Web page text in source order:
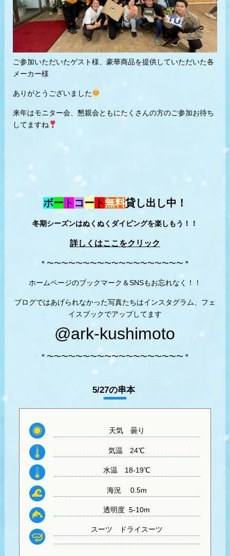
ご参加いただいたゲスト様、豪華商品を提供していただいた各
メーカー様
ありがとうございました
来年はモニター会、懇親会ともにたくさんの方のご参加お待ち
してますね
ボー ト コー ト無料貸し出し中！
冬期シーズンはぬくぬくダイビングを楽しもう！！
詳しくはここをクリック
＊〜〜〜〜〜〜〜〜〜〜〜〜〜〜〜〜〜〜〜＊
ホームページのブックマーク＆SNSもお忘れなく！！
ブログではあげられなかった写真たちはインスタグラム、フェ
イスブックでアップしてます
@ark-kushimoto
＊〜〜〜〜〜〜〜〜〜〜〜〜〜〜〜〜〜〜〜＊
5/27の串本
天気 曇り
気温 24℃
水温 18-19℃
海況 0.5m
透明度 5-10m
スーツ ドライスーツ